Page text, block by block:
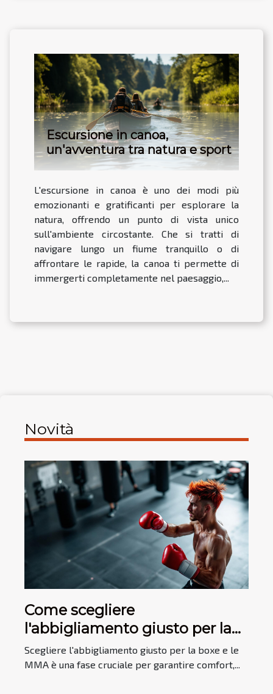
Escursione in canoa,
un'avventura tra natura e sport
L'escursione in canoa è uno dei modi più
emozionanti e gratificanti per esplorare la
natura, offrendo un punto di vista unico
sull'ambiente circostante. Che si tratti di
navigare lungo un fiume tranquillo o di
affrontare le rapide, la canoa ti permette di
immergerti completamente nel paesaggio,...
Novità
Come scegliere
l'abbigliamento giusto per la
boxe e le MMA?
Scegliere l'abbigliamento giusto per la boxe e le
MMA è una fase cruciale per garantire comfort,...